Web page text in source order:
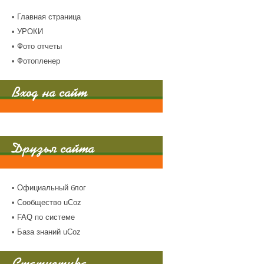
Главная страница
УРОКИ
Фото отчеты
Фотопленер
Вход на сайт
Друзья сайта
Официальный блог
Сообщество uCoz
FAQ по системе
База знаний uCoz